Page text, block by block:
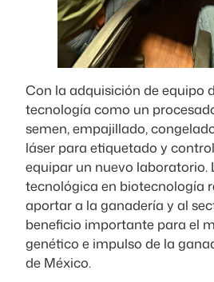
Con la adquisición de equipo
tecnología como un
semen, empajillado,
láser para etiquetado y
equipar un nuevo laboratorio.
tecnológica en biotecnología
aportar a la ganadería y al
beneficio importante para el
genético e impulso de la
de México.